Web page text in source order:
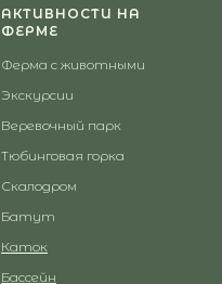
АКТИВНОСТИ НА
ФЕРМЕ
Ферма с животными
Экскурсии
Веревочный парк
Тюбинговая горка
Скалодром
Батут
Каток
Бассейн